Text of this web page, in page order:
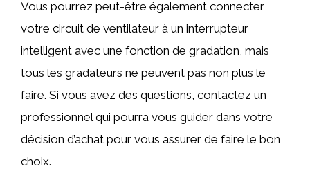
Vous pourrez peut-être également connecter
votre circuit de ventilateur à un interrupteur
intelligent avec une fonction de gradation, mais
tous les gradateurs ne peuvent pas non plus le
faire. Si vous avez des questions, contactez un
professionnel qui pourra vous guider dans votre
décision d’achat pour vous assurer de faire le bon
choix.